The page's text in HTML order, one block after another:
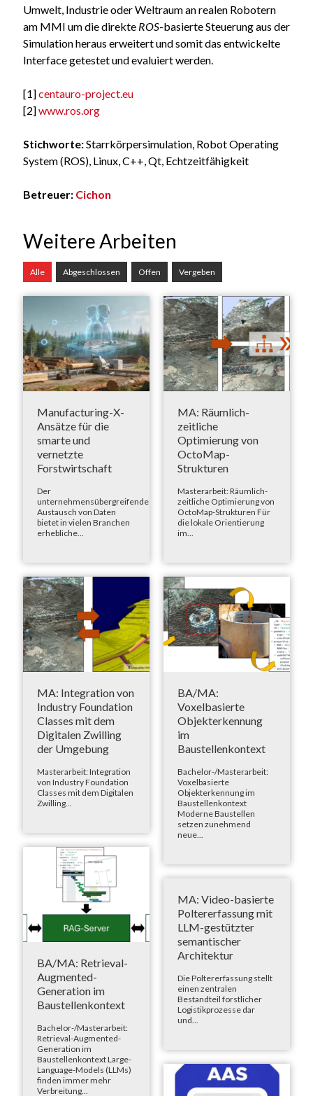
Umwelt, Industrie oder Weltraum an realen Robotern
am MMI um die direkte ROS-basierte Steuerung aus der
Simulation heraus erweitert und somit das entwickelte
Interface getestet und evaluiert werden.
[1]centauro-project.eu
[2]www.ros.org
Stichworte:Starrkörpersimulation, Robot Operating
System (ROS), Linux, C++, Qt, Echtzeitfähigkeit
Betreuer: Cichon
Weitere Arbeiten
Alle Abgeschlossen Offen Vergeben
Manufacturing-X-
Ansätze für die
smarte und
vernetzte
Forstwirtschaft
Der
unternehmensübergreifende
Austausch von Daten
bietet in vielen Branchen
erhebliche...
MA: Räumlich-
zeitliche
Optimierung von
OctoMap-
Strukturen
Masterarbeit: Räumlich-
zeitliche Optimierung von
OctoMap-Strukturen Für
die lokale Orientierung
im...
MA: Integration von
Industry Foundation
Classes mit dem
Digitalen Zwilling
der Umgebung
Masterarbeit: Integration
von Industry Foundation
Classes mit dem Digitalen
Zwilling...
BA/MA:
Voxelbasierte
Objekterkennung
im
Baustellenkontext
Bachelor-/Masterarbeit:
Voxelbasierte
Objekterkennung im
Baustellenkontext
Moderne Baustellen
setzen zunehmend
neue...
BA/MA: Retrieval-
Augmented-
Generation im
Baustellenkontext
Bachelor-/Masterarbeit:
Retrieval-Augmented-
Generation im
Baustellenkontext Large-
Language-Models (LLMs)
finden immer mehr
Verbreitung...
MA: Video-basierte
Poltererfassung mit
LLM-gestützter
semantischer
Architektur
Die Poltererfassung stellt
einen zentralen
Bestandteil forstlicher
Logistikprozesse dar
und...